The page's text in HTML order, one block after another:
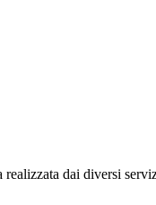
dai diversi